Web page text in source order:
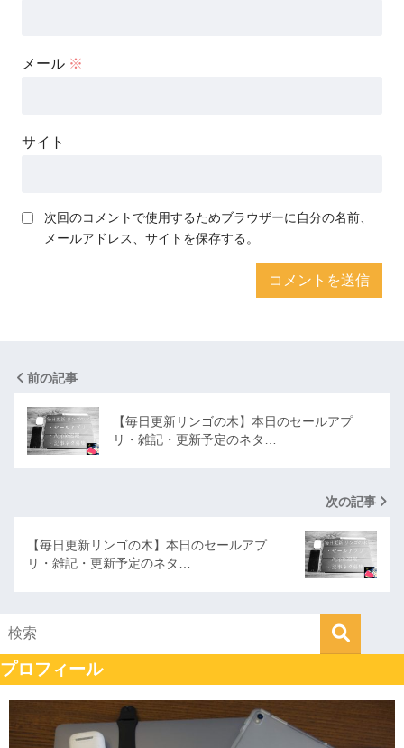
メール ※
サイト
次回のコメントで使用するためブラウザーに自分の名前、
メールアドレス、サイトを保存する。
前の記事
【毎日更新リンゴの木】本日のセールアプ
リ・雑記・更新予定のネタ…
次の記事
【毎日更新リンゴの木】本日のセールアプ
リ・雑記・更新予定のネタ…
プロフィール